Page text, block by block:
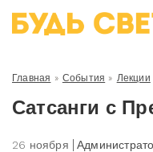
Главная » События » Лекции
Сатсанги с
26 ноября